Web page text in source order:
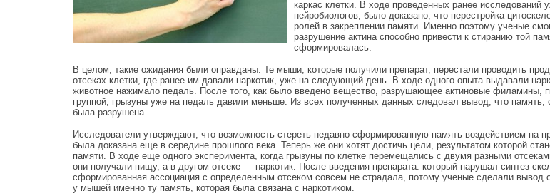
каркас клетки. В ходе проведенных ранее исследований
нейробиологов, было доказано, что перестройка
ролей в закреплении памяти. Именно поэтому ученые
разрушение актина способно привести к стиранию той
сформировалась.
В целом, такие ожидания были оправданы. Те мыши, которые получили препарат, перестали проводить
отсеках клетки, где ранее им давали наркотик, уже на следующий день. В ходе одного опыта выдавали
животное нажимало педаль. После того, как было введено вещество, разрушающее актиновые филамины,
группой, грызуны уже на педаль давили меньше. Из всех полученных данных следовал вывод, что память,
была разрушена.
Исследователи утверждают, что возможность стереть недавно сформированную память воздействием на
была доказана еще в середине прошлого века. Теперь же они хотят достичь цели, результатом которой
памяти. В ходе еще одного эксперимента, когда грызуны по клетке перемещались с двумя разными
они получали пищу, а в другом отсеке — наркотик. После введения препарата. который нарушал синтез
сформированная ассоциация с определенным отсеком совсем не страдала, потому ученые сделали вывод
у мышей именно ту память, которая была связана с наркотиком.